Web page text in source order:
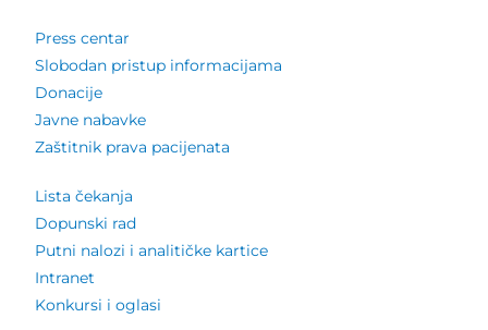
Press centar
Slobodan pristup informacijama
Donacije
Javne nabavke
Zaštitnik prava pacijenata
Lista čekanja
Dopunski rad
Putni nalozi i analitičke kartice
Intranet
Konkursi i oglasi